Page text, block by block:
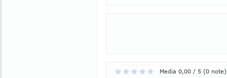
Media 0,00 / 5 (0 note)